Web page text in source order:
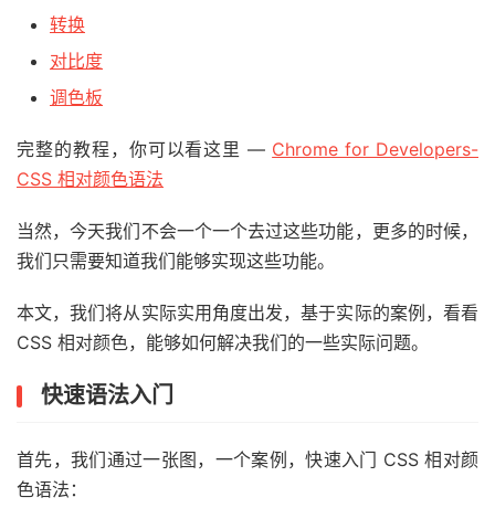
转换
对比度
调色板
完整的教程，你可以看这里 — Chrome for Developers-
CSS 相对颜色语法
当然，今天我们不会一个一个去过这些功能，更多的时候，
我们只需要知道我们能够实现这些功能。
本文，我们将从实际实用角度出发，基于实际的案例，看看
CSS 相对颜色，能够如何解决我们的一些实际问题。
快速语法入门
首先，我们通过一张图，一个案例，快速入门 CSS 相对颜
色语法：